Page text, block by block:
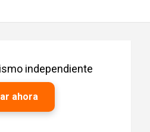
independiente
ahora